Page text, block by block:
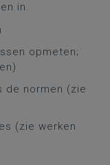
in.
opmeten;
de normen (zie
(zie werken